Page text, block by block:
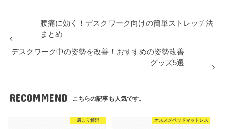
腰痛に効く！デスクワーク向けの簡単ストレッチ法
まとめ
デスクワーク中の姿勢を改善！おすすめの姿勢改善
グッズ5選
RECOMMEND こちらの記事も人気です。
肩こり解消 オススメベッドマットレス